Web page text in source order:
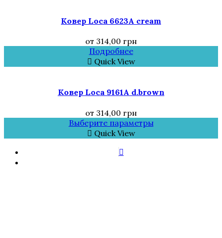
Ковер Loca 6623A cream
от 314,00 грн
Подробнее
Quick View
Ковер Loca 9161A d.brown
от 314,00 грн
Выберите параметры
Quick View